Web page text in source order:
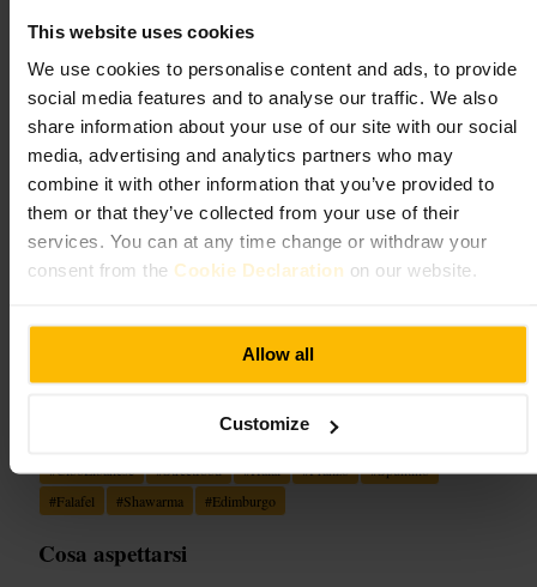
This website uses cookies
We use cookies to personalise content and ads, to provide
social media features and to analyse our traffic. We also
share information about your use of our site with our social
media, advertising and analytics partners who may
combine it with other information that you’ve provided to
them or that they’ve collected from your use of their
services. You can at any time change or withdraw your
consent from the Cookie Declaration on our website.
Allow all
Customize
Lazeez Street Food
4,8
Immagine /
“Sapore libanese, pronto quando hai fame.”
#CiboLibanese #Streetfood #Halal #Pranzo #Spuntino
#Falafel #Shawarma #Edimburgo
Cosa aspettarsi